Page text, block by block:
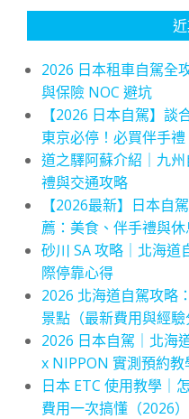
2026 日本租車自駕全
與保險 NOC 避坑
【2026 日本自駕】談
東京必停！必買伴手
道之驛阿蘇介紹｜九
禮與交通攻略
【2026最新】日本自
薦：美食、伴手禮與
砂川 SA 攻略｜北海
際停靠心得
2026 北海道自駕攻略
景點（最新費用與經驗
2026 日本自駕｜北海
x NIPPON 實測預約教
日本 ETC 使用教學｜
費用一次搞懂（2026）